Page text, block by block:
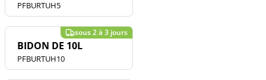
PFBURTUH5
BIDON DE 10L
PFBURTUH10